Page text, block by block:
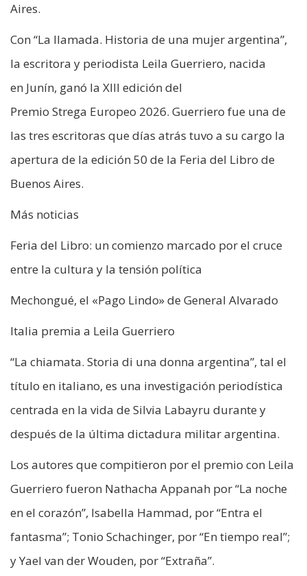
Aires.
Con “La llamada. Historia de una mujer argentina”,
la escritora y periodista Leila Guerriero, nacida
en Junín, ganó la XIII edición del
Premio Strega Europeo 2026. Guerriero fue una de
las tres escritoras que días atrás tuvo a su cargo la
apertura de la edición 50 de la Feria del Libro de
Buenos Aires.
Más noticias
Feria del Libro: un comienzo marcado por el cruce
entre la cultura y la tensión política
Mechongué, el «Pago Lindo» de General Alvarado
Italia premia a Leila Guerriero
“La chiamata. Storia di una donna argentina”, tal el
título en italiano, es una investigación periodística
centrada en la vida de Silvia Labayru durante y
después de la última dictadura militar argentina.
Los autores que compitieron por el premio con Leila
Guerriero fueron Nathacha Appanah por “La noche
en el corazón”, Isabella Hammad, por “Entra el
fantasma”; Tonio Schachinger, por “En tiempo real”;
y Yael van der Wouden, por “Extraña”.